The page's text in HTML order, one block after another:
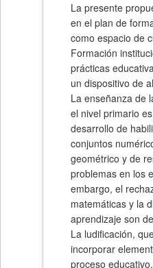
La presente
en el plan de
como espacio de
Formación
prácticas
un dispositivo de
La enseñanza de
el nivel primario
desarrollo de
conjuntos
geométrico y de
problemas en los
embargo, el
matemáticas y la
aprendizaje son
La ludificación,
incorporar
proceso